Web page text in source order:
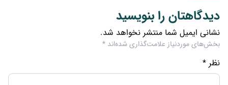
دیدگاهتان را بنویسید
نشانی ایمیل شما منتشر نخواهد شد.
بخش‌های موردنیاز علامت‌گذاری شده‌اند *
نظر *